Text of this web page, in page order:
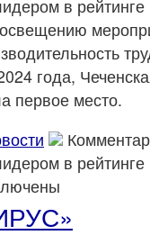
в
года,
первое место.
в